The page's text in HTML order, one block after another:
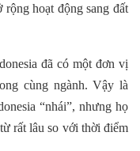
hoạt động sang đất
đã có một đơn vị
cùng ngành. Vậy là
“nhái”, nhưng họ
rất lâu so với thời điểm